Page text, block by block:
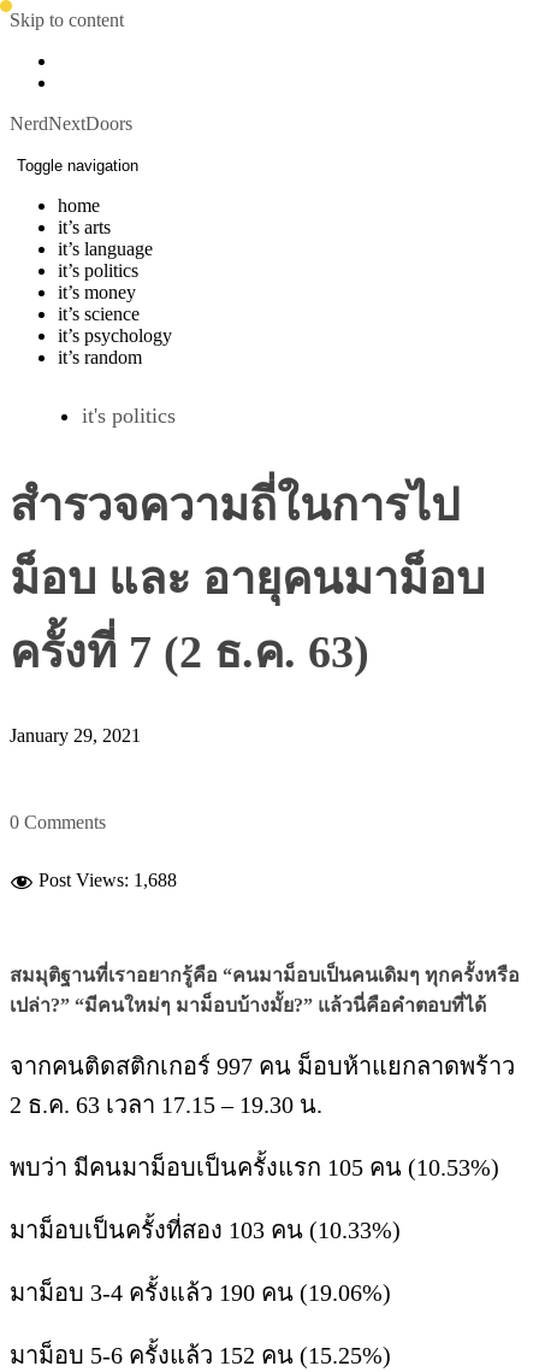
Skip to content
NerdNextDoors
Toggle navigation
home
it’s arts
it’s language
it’s politics
it’s money
it’s science
it’s psychology
it’s random
it's politics
สำรวจความถี่ในการไป
ม็อบ และ อายุคนมาม็อบ
ครั้งที่ 7 (2 ธ.ค. 63)
January 29, 2021
0 Comments
Post Views: 1,688
สมมุติฐานที่เราอยากรู้คือ “คนมาม็อบเป็นคนเดิมๆ ทุกครั้งหรือ
เปล่า?” “มีคนใหม่ๆ มาม็อบบ้างมั้ย?” แล้วนี่คือคำตอบที่ได้
จากคนติดสติกเกอร์ 997 คน ม็อบห้าแยกลาดพร้าว
2 ธ.ค. 63 เวลา 17.15 – 19.30 น.
พบว่า มีคนมาม็อบเป็นครั้งแรก 105 คน (10.53%)
มาม็อบเป็นครั้งที่สอง 103 คน (10.33%)
มาม็อบ 3-4 ครั้งแล้ว 190 คน (19.06%)
มาม็อบ 5-6 ครั้งแล้ว 152 คน (15.25%)